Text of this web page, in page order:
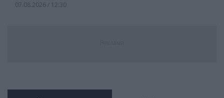
07.08.2026 / 12:30